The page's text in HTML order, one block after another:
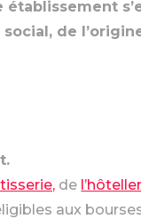
de
de
aux